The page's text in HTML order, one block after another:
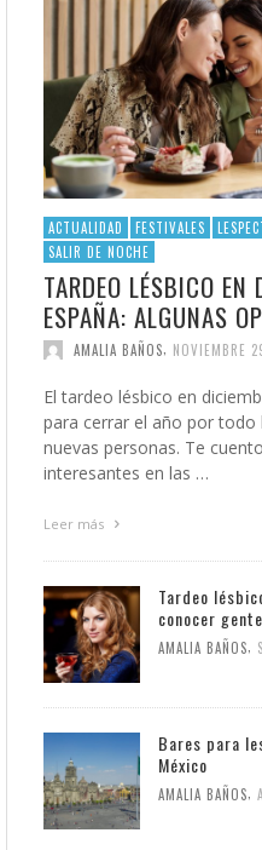
ACTUALIDAD FESTIVALES
SALIR DE NOCHE
TARDEO LÉSBICO EN
ESPAÑA: ALGUNAS
AMALIA BAÑOS, NOVIEMBRE
El tardeo lésbico en
para cerrar el año por
nuevas personas. Te
interesantes en las …
Leer más
Tardeo
conocer gente
AMALIA BAÑOS
Bares para
México
AMALIA BAÑOS